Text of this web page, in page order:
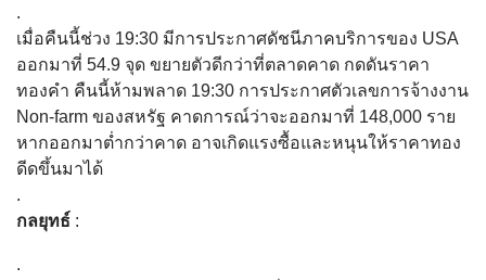
.
เมื่อคืนนี้ช่วง 19:30 มีการประกาศดัชนีภาคบริการของ USA
ออกมาที่ 54.9 จุด ขยายตัวดีกว่าที่ตลาดคาด กดดันราคา
ทองคำ คืนนี้ห้ามพลาด 19:30 การประกาศตัวเลขการจ้างงาน
Non-farm ของสหรัฐ คาดการณ์ว่าจะออกมาที่ 148,000 ราย
หากออกมาต่ำกว่าคาด อาจเกิดแรงซื้อและหนุนให้ราคาทอง
ดีดขึ้นมาได้
.
กลยุทธ์ :
.